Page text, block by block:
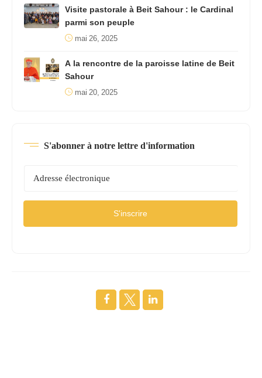
Visite pastorale à Beit Sahour : le Cardinal
parmi son peuple
mai 26, 2025
A la rencontre de la paroisse latine de Beit
Sahour
mai 20, 2025
S'abonner à notre lettre d'information
S'inscrire